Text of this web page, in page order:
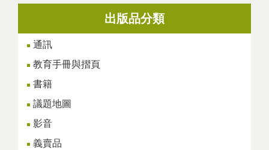
出版品分類
通訊
教育手冊與摺頁
書籍
議題地圖
影音
義賣品